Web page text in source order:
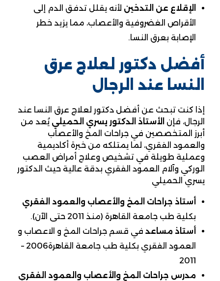
الإقلاع عن التدخين لأنه يقلل تدفق الدم إلى
الأقراص الغضروفية والأعصاب، مما يزيد خطر
الإصابة بعرق النسا.
أفضل دكتور لعلاج عرق
النسا عند الرجال
إذا كنت تبحث عن أفضل دكتور لعلاج عرق النسا عند
الرجال، فإن الأستاذ الدكتور يسري الحميلي يُعد من
أبرز المتخصصين في جراحات المخ والأعصاب
والعمود الفقري، لما يمتلكه من خبرة أكاديمية
وعملية طويلة في تشخيص وعلاج أمراض العصب
الوركي وآلام العمود الفقري بدقة عالية حيث الدكتور
يسري الحميلي
أستاذ جراحات المخ والأعصاب والعمود الفقري
بكلية طب جامعة القاهرة (منذ 2011 حتى الآن).
أستاذ مساعد في قسم جراحات المخ و الاعصاب و
العمود الفقري بكلية طب جامعة القاهرة2006 –
2011
مدرس جراحات المخ والأعصاب والعمود الفقري